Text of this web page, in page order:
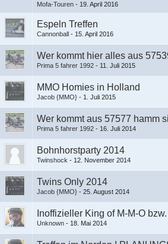
Mofa-Touren - 19. April 2016
Espeln Treffen
Cannonball - 15. April 2016
Wer kommt hier alles aus
Prima 5 fahrer 1992 - 11. Juli 2015
MMO Homies in Holland
Jacob {MMO} - 1. Juli 2015
Wer kommt aus 57577 hamm
Prima 5 fahrer 1992 - 16. Juli 2014
Bohnhorstparty 2014
Twinshock - 12. November 2014
Twins Only 2014
Jacob {MMO} - 25. August 2014
Inoffizieller King of M-M-O
Unknown - 18. Mai 2014